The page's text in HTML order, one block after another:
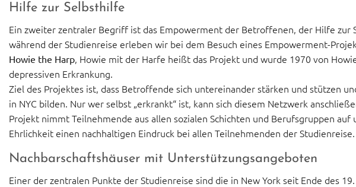
Hilfe zur Selbsthilfe
Ein zweiter zentraler Begriff ist das Empowerment der Betroffenen, der Hilfe zur
während der Studienreise erleben wir bei dem Besuch eines Empowerment-
Howie the Harp, Howie mit der Harfe heißt das Projekt und wurde 1970 von
depressiven Erkrankung.
Ziel des Projektes ist, dass Betroffende sich untereinander stärken und stützen
in NYC bilden. Nur wer selbst „erkrankt“ ist, kann sich diesem Netzwerk
Projekt nimmt Teilnehmende aus allen sozialen Schichten und Berufsgruppen
Ehrlichkeit einen nachhaltigen Eindruck bei allen Teilnehmenden der Studienreise.
Nachbarschaftshäuser mit Unterstützungsangeboten
Einer der zentralen Punkte der Studienreise sind die in New York seit Ende des